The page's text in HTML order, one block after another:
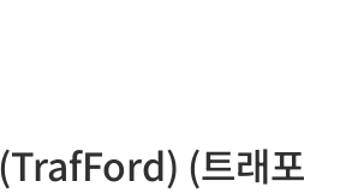
(트래포